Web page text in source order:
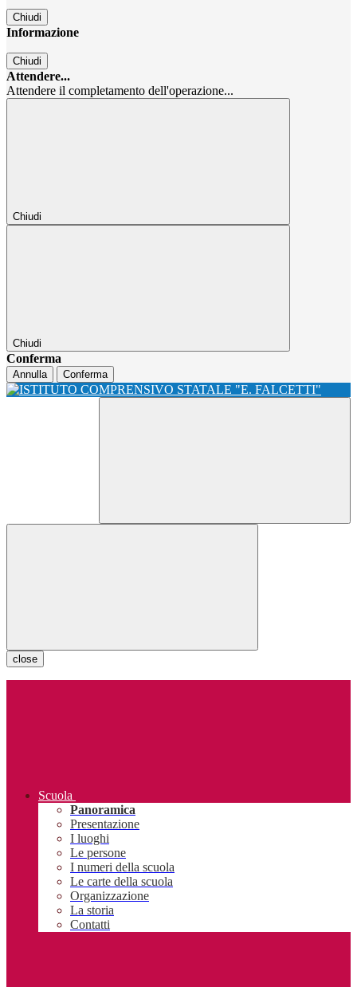
Chiudi
Informazione
Chiudi
Attendere...
Attendere il completamento dell'operazione...
Chiudi
Chiudi
Conferma
Annulla Conferma
close
Scuola
Panoramica
Presentazione
I luoghi
Le persone
I numeri della scuola
Le carte della scuola
Organizzazione
La storia
Contatti